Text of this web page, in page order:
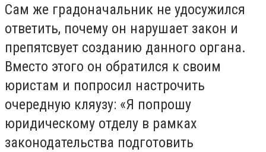
Сам же градоначальник не удосужился
ответить, почему он нарушает закон и
препятсвует созданию данного органа.
Вместо этого он обратился к своим
юристам и попросил настрочить
очередную кляузу: «Я попрошу
юридическому отделу в рамках
законодательства подготовить